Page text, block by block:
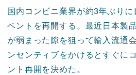
国内コンビニ業界が約3年ぶりに
ベントを再開する。最近日本製
が弱まった隙を狙って輸入流通
ンセンティブをかけるとすぐに
ント再開を決めた。